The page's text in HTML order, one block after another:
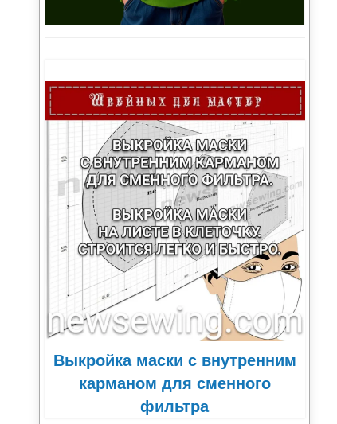
Выкройка маски с внутренним
карманом для сменного
фильтра